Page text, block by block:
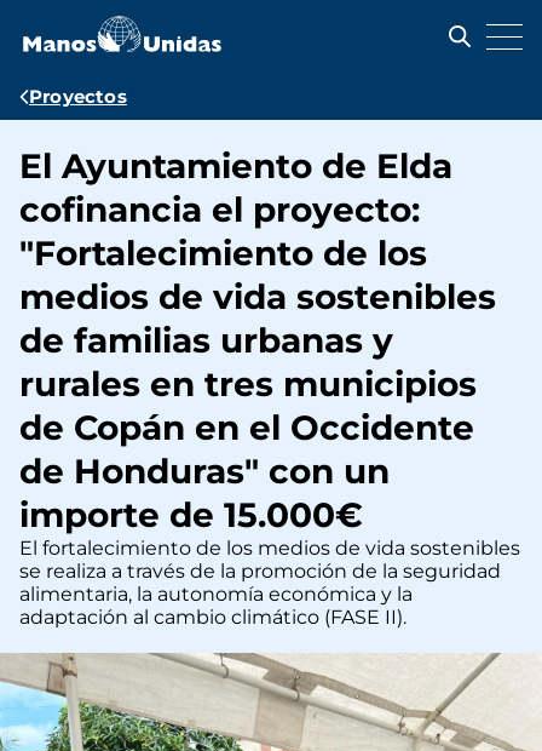
contenido
Ruta
navegación
Proyectos
El Ayuntamiento de Elda
cofinancia el proyecto:
"Fortalecimiento de los
medios de vida sostenibles
de familias urbanas y
rurales en tres municipios
de Copán en el Occidente
de Honduras" con un
importe de 15.000€
El fortalecimiento de los medios de vida sostenibles
se realiza a través de la promoción de la seguridad
alimentaria, la autonomía económica y la
adaptación al cambio climático (FASE II).